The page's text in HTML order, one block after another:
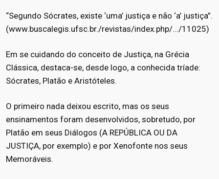
“Segundo Sócrates, existe ‘uma’ justiça e não ‘a’ justiça”.
(www.buscalegis.ufsc.br./revistas/index.php/.../11025)
Em se cuidando do conceito de Justiça, na Grécia
Clássica, destaca-se, desde logo, a conhecida tríade:
Sócrates, Platão e Aristóteles.
O primeiro nada deixou escrito, mas os seus
ensinamentos foram desenvolvidos, sobretudo, por
Platão em seus Diálogos (A REPÚBLICA OU DA
JUSTIÇA, por exemplo) e por Xenofonte nos seus
Memoráveis.